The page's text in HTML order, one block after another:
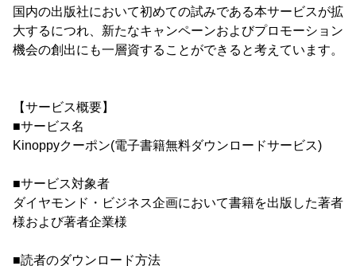
国内の出版社において初めての試みである本サービスが拡
大するにつれ、新たなキャンペーンおよびプロモーション
機会の創出にも一層資することができると考えています。
【サービス概要】
■サービス名
Kinoppyクーポン(電子書籍無料ダウンロードサービス)
■サービス対象者
ダイヤモンド・ビジネス企画において書籍を出版した著者
様および著者企業様
■読者のダウンロード方法